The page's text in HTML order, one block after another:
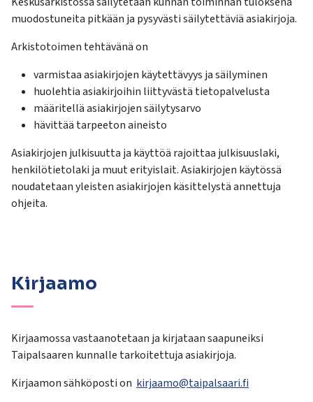
kosketus-
ja
muodostuneita pitkään ja pysyvästi säilytettäviä asiakirjoja.
Arkistotoimen tehtävänä on
varmistaa asiakirjojen käytettävyys ja säilyminen
huolehtia asiakirjoihin liittyvästä tietopalvelusta
määritellä asiakirjojen säilytysarvo
hävittää tarpeeton aineisto
Asiakirjojen julkisuutta ja käyttöä rajoittaa julkisuuslaki,
henkilötietolaki ja muut erityislait. Asiakirjojen käytössä
noudatetaan yleisten asiakirjojen käsittelystä annettuja
ohjeita.
Kirjaamo
Kirjaamossa vastaanotetaan ja kirjataan saapuneiksi
Taipalsaaren kunnalle tarkoitettuja asiakirjoja.
Kirjaamon sähköposti on kirjaamo@taipalsaari.fi